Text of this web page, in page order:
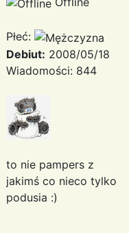
Płeć:
Debiut: 2008/05/18
Wiadomości: 844
to nie pampers z
jakimś co nieco tylko
podusia :)